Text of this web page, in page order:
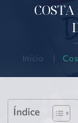
Inicio |
Índice